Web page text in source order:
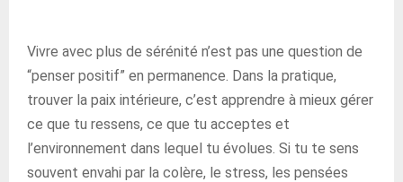
Vivre avec plus de sérénité n’est pas une question de
“penser positif” en permanence. Dans la pratique,
trouver la paix intérieure, c’est apprendre à mieux gérer
ce que tu ressens, ce que tu acceptes et
l’environnement dans lequel tu évolues. Si tu te sens
souvent envahi par la colère, le stress, les pensées